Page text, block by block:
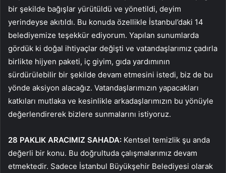
bir şekilde bağışlar yürütüldü ve yönetildi, deyim
yerindeyse akıtıldı. Bu konuda özellikle İstanbul’daki 14
belediyemize teşekkür ediyorum. Yapılan sunumlarda
gördük ki doğal ihtiyaçlar değişti ve vatandaşlarımız çadırla
birlikte hijyen paketi, iç giyim, gıda yardımının
sürdürülebilir bir şekilde devam etmesini istedi, biz de bu
yönde aksiyon alacağız. Vatandaşlarımızın yapacakları
katkıları mutlaka ve kesinlikle arkadaşlarımızın bu yönüyle
değerlendirerek bizlere sunmalarını istiyoruz.
28 PAKLIK ARACIMIZ SAHADA: Kentsel temizlik şu anda
değerli bir konu. Bu doğrultuda çalışmalarımız devam
etmektedir. Sadece İstanbul Büyükşehir Belediyesi olarak